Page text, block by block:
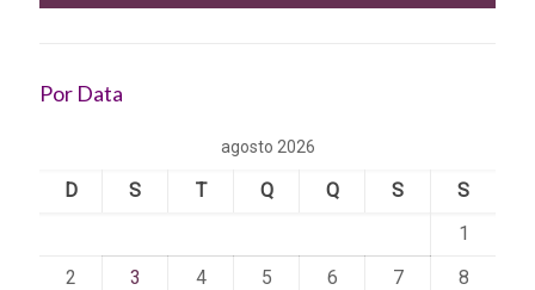
Por Data
agosto 2026
D S T Q Q S
S
1
2
3 4 5 6 7
8